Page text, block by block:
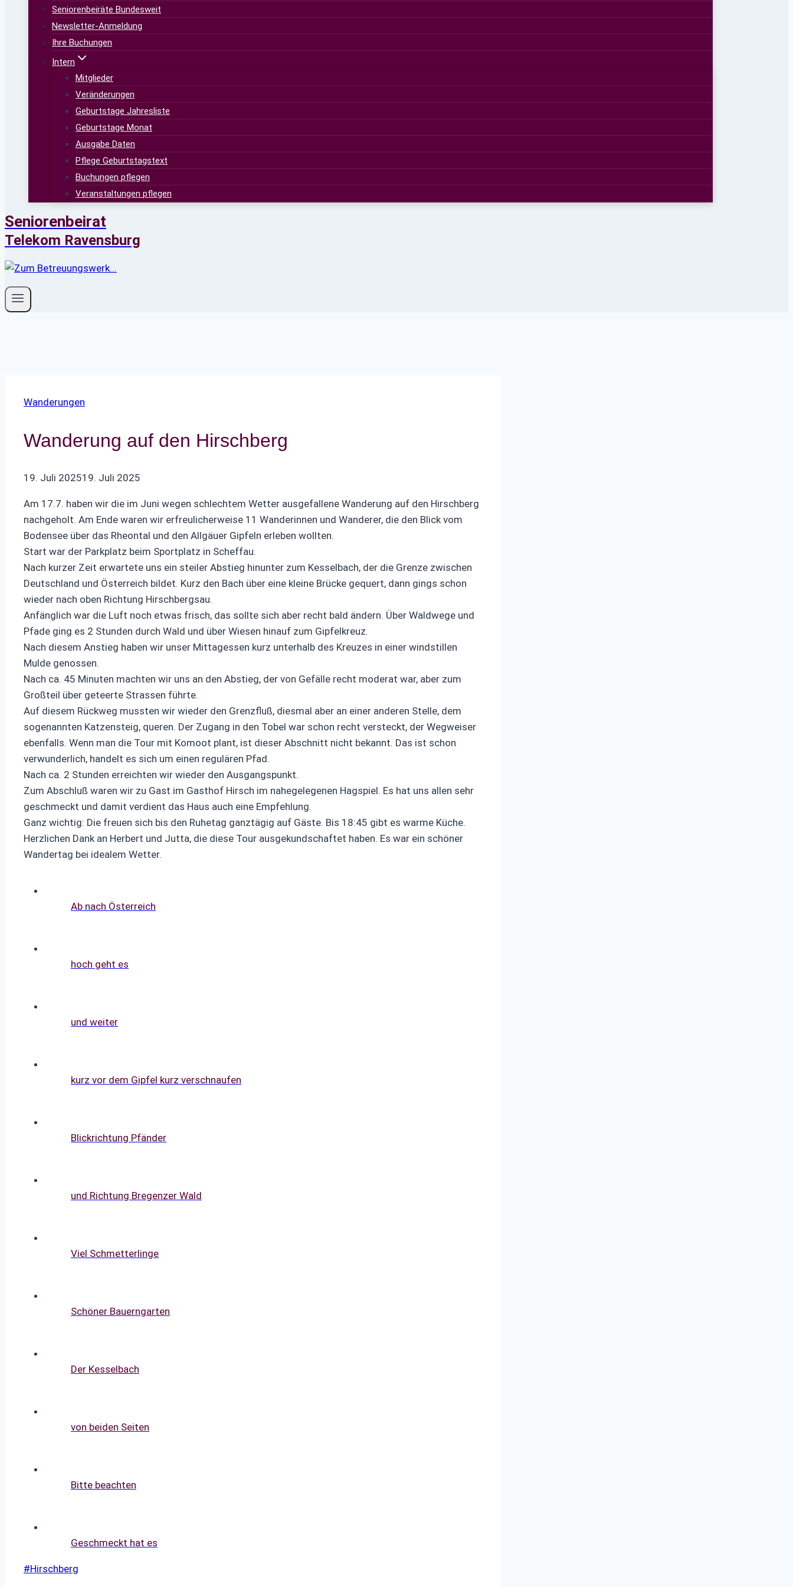
Seniorenbeiräte Bundesweit
Newsletter-Anmeldung
Ihre Buchungen
Intern
Mitglieder
Veränderungen
Geburtstage Jahresliste
Geburtstage Monat
Ausgabe Daten
Pflege Geburtstagstext
Buchungen pflegen
Veranstaltungen pflegen
Seniorenbeirat
Telekom Ravensburg
Wanderungen
Wanderung auf den Hirschberg
19. Juli 202519. Juli 2025
Am 17.7. haben wir die im Juni wegen schlechtem Wetter ausgefallene Wanderung auf den Hirschberg
nachgeholt. Am Ende waren wir erfreulicherweise 11 Wanderinnen und Wanderer, die den Blick vom
Bodensee über das Rheontal und den Allgäuer Gipfeln erleben wollten.
Start war der Parkplatz beim Sportplatz in Scheffau.
Nach kurzer Zeit erwartete uns ein steiler Abstieg hinunter zum Kesselbach, der die Grenze zwischen
Deutschland und Österreich bildet. Kurz den Bach über eine kleine Brücke gequert, dann gings schon
wieder nach oben Richtung Hirschbergsau.
Anfänglich war die Luft noch etwas frisch, das sollte sich aber recht bald ändern. Über Waldwege und
Pfade ging es 2 Stunden durch Wald und über Wiesen hinauf zum Gipfelkreuz.
Nach diesem Anstieg haben wir unser Mittagessen kurz unterhalb des Kreuzes in einer windstillen
Mulde genossen.
Nach ca. 45 Minuten machten wir uns an den Abstieg, der von Gefälle recht moderat war, aber zum
Großteil über geteerte Strassen führte.
Auf diesem Rückweg mussten wir wieder den Grenzfluß, diesmal aber an einer anderen Stelle, dem
sogenannten Katzensteig, queren. Der Zugang in den Tobel war schon recht versteckt, der Wegweiser
ebenfalls. Wenn man die Tour mit Komoot plant, ist dieser Abschnitt nicht bekannt. Das ist schon
verwunderlich, handelt es sich um einen regulären Pfad.
Nach ca. 2 Stunden erreichten wir wieder den Ausgangspunkt.
Zum Abschluß waren wir zu Gast im Gasthof Hirsch im nahegelegenen Hagspiel. Es hat uns allen sehr
geschmeckt und damit verdient das Haus auch eine Empfehlung.
Ganz wichtig: Die freuen sich bis den Ruhetag ganztägig auf Gäste. Bis 18:45 gibt es warme Küche.
Herzlichen Dank an Herbert und Jutta, die diese Tour ausgekundschaftet haben. Es war ein schöner
Wandertag bei idealem Wetter.
Ab nach Österreich
hoch geht es
und weiter
kurz vor dem Gipfel kurz verschnaufen
Blickrichtung Pfänder
und Richtung Bregenzer Wald
Viel Schmetterlinge
Schöner Bauerngarten
Der Kesselbach
von beiden Seiten
Bitte beachten
Geschmeckt hat es
Schlagworte:
#Hirschberg